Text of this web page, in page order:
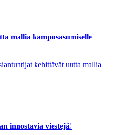
mallia kampusasumiselle
kehittävät uutta mallia
innostavia viestejä!